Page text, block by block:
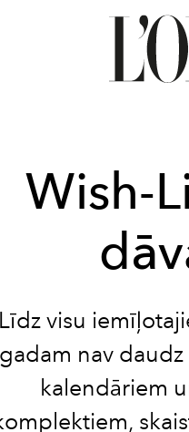
Wish-
Līdz visu
gadam nav
kalendāriem